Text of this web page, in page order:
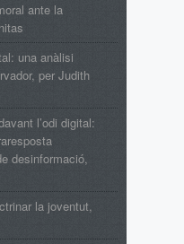
ante la
una anàlisi
per Judith
l’odi digital:
desinformació,
la joventut,